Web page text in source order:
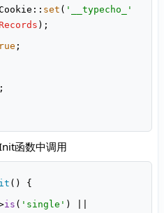
set ( '__typecho_'
函数中调用
()
is ( 'single' ) ||